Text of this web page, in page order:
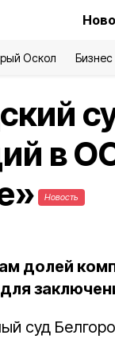
Оскол Бизнес
в
Новость
долей
суд